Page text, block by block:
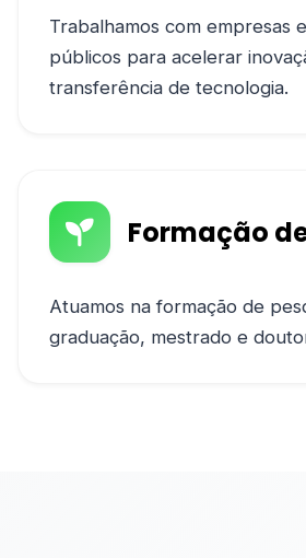
Trabalhamos com empresas
públicos para acelerar
transferência de tecnologia.
Formação
Atuamos na formação de
graduação, mestrado e